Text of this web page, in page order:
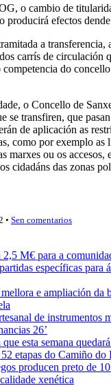
o cambio de
producirá efectos
a transferencia,
carrís de circulación
competencia do
o Concello de
se transfiren, que
de aplicación as
como por exemplo as
marxes ou os accesos,
cidadáns das zonas
• Sen comentarios
M€ para a
específicas para
e ampliación da
de instrumentos
26’
esta semana
etapas do Camiño do
producen preto de
xenética